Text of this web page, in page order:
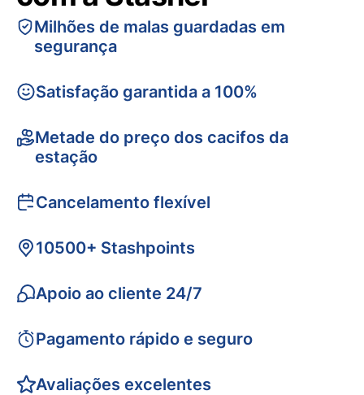
Milhões de malas guardadas em
segurança
Satisfação garantida a 100%
Metade do preço dos cacifos da
estação
Cancelamento flexível
10500+ Stashpoints
Apoio ao cliente 24/7
Pagamento rápido e seguro
Avaliações excelentes